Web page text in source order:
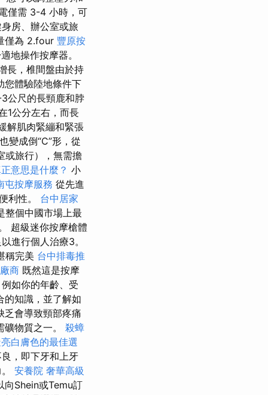
僅需 3-4 小時，可
房、辦公室或旅
僅為 2.four 豐原按
地操作按摩器。
長，椎間盤由於持
您體驗陸地條件下
公尺的長頸鹿和脖
1公分左右，而長
解肌肉緊繃和緊張
變成倒“C”形，從
或旅行），無需擔
意思是什麼？ 小
屯按摩服務 從先進
利性。 台中居家
整個中國市場上最
超級迷你按摩槍體
進行個人治療3。
稱完美 台中排毒推
商 既然這是按摩
如你的年齡、受
的知識，並了解如
乏會導致頸部疼痛
物質之一。 殺蟑
白膚色的最佳選
，即下牙和上牙
安養院 奢華高級
向Shein或Temu訂